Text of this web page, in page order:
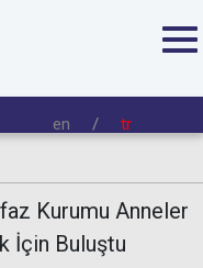
en / tr
Kurumu Anneler
İçin Buluştu